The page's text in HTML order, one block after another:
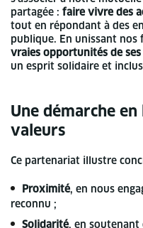
partagée : faire vivre des
tout en répondant à des
publique. En unissant nos
vraies opportunités de
un esprit solidaire et
Une démarche
valeurs
Ce partenariat illustre
Proximité, en nous
reconnu ;
Solidarité, en soutenant